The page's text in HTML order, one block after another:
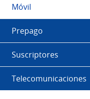
Móvil
Prepago
Suscriptores
Telecomunicaciones